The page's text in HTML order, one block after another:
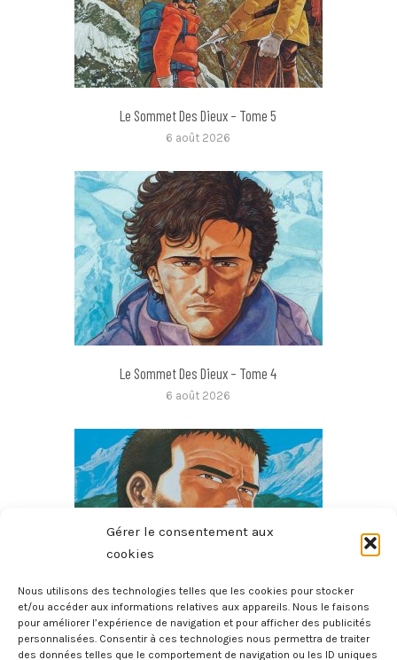
Gérer le consentement aux
cookies
Nous utilisons des technologies telles que les cookies pour stocker
et/ou accéder aux informations relatives aux appareils. Nous le faisons
pour améliorer l’expérience de navigation et pour afficher des publicités
personnalisées. Consentir à ces technologies nous permettra de traiter
des données telles que le comportement de navigation ou les ID uniques
Le Sommet Des Dieux – Tome 5
6 août 2026
Le Sommet Des Dieux – Tome 4
6 août 2026
Le Sommet Des Dieux – Tome 3
6 août 2026